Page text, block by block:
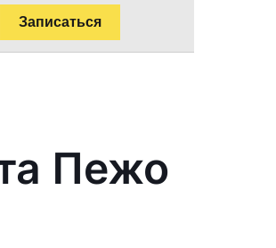
Записаться
Пежо